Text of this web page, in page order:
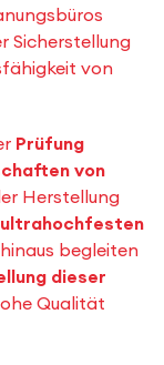
Sicherstellung
von
Prüfung
von
Herstellung
ultrahochfesten
begleiten
dieser
Qualität